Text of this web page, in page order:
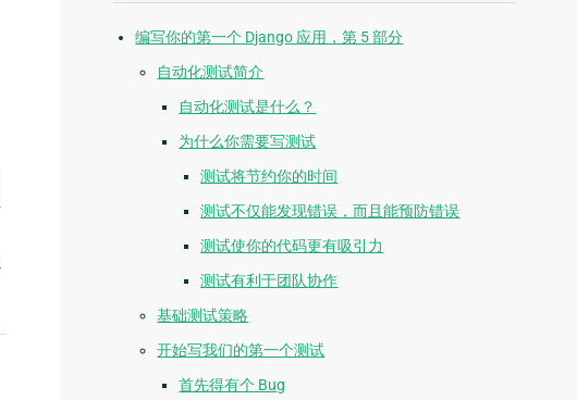
编写你的第一个 Django 应用，第 5 部分
自动化测试简介
自动化测试是什么？
为什么你需要写测试
测试将节约你的时间
测试不仅能发现错误，而且能预防错误
测试使你的代码更有吸引力
测试有利于团队协作
基础测试策略
开始写我们的第一个测试
首先得有个 Bug